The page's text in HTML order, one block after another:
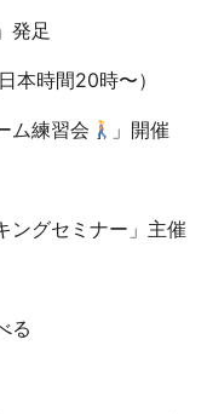
発足
本時間20時〜）
ム練習会 」開催
ングセミナー」主催
る